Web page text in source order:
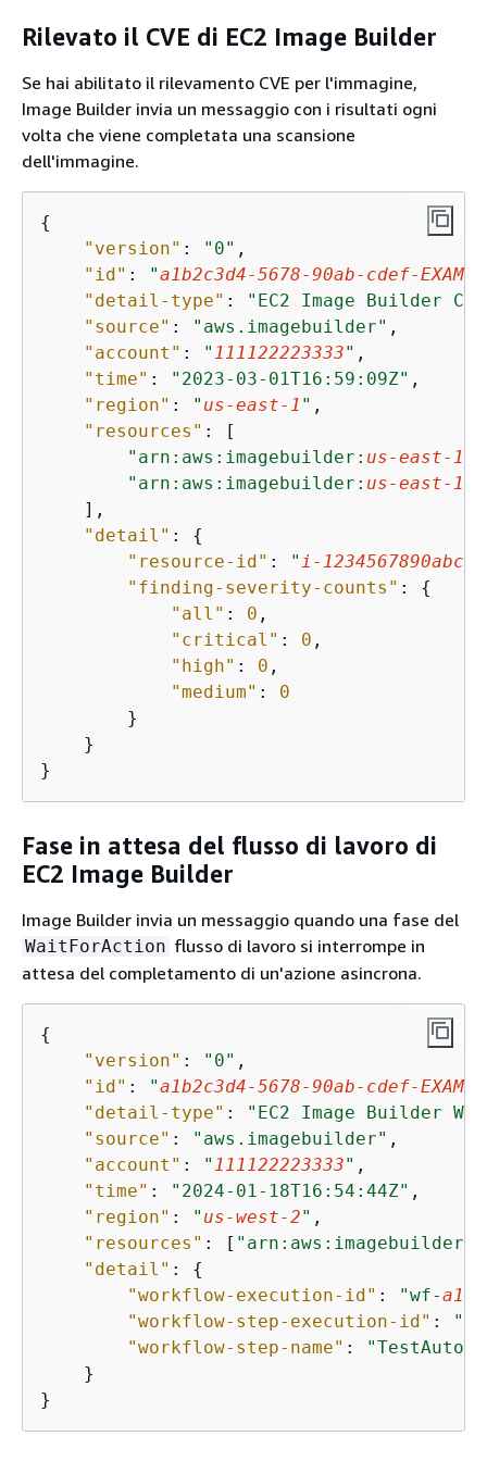
Rilevato il CVE di EC2 Image Builder
Se hai abilitato il rilevamento CVE per l'immagine,
Image Builder invia un messaggio con i risultati ogni
volta che viene completata una scansione
dell'immagine.
{
"version" : "0" ,
"id" : "a1b2c3d4-5678-90ab-cdef-
"detail-type" :
"EC2 Image Builder
"source" : "aws.imagebuilder" ,
"account" : " 111122223333" ,
"time" : "2023-03-01T16:59:09Z" ,
"region" : " us-east-1 " ,
"resources" : [
"arn:aws:imagebuilder: us-east-1
"arn:aws:imagebuilder: us-east-1
    ],
"detail" : {
"resource-id" : " i-
"finding-severity-counts" : {
"all" : 0 ,
"critical" : 0 ,
"high" : 0 ,
"medium" : 0
        }
    }
}
Fase in attesa del flusso di lavoro di
EC2 Image Builder
Image Builder invia un messaggio quando una fase del
WaitForAction flusso di lavoro si interrompe in
attesa del completamento di un'azione asincrona.
{
"version" : "0" ,
"id" : "a1b2c3d4-5678-90ab-cdef-
"detail-type" :
"EC2 Image Builder
"source" : "aws.imagebuilder" ,
"account" : " 111122223333" ,
"time" : "2024-01-18T16:54:44Z" ,
"region" : " us-west-2" ,
"resources" : [ "arn:aws:imagebuilder:
"detail" : {
"workflow-execution-id" : "wf-
"workflow-step-execution-id" :
"workflow-step-name" :
    }
}